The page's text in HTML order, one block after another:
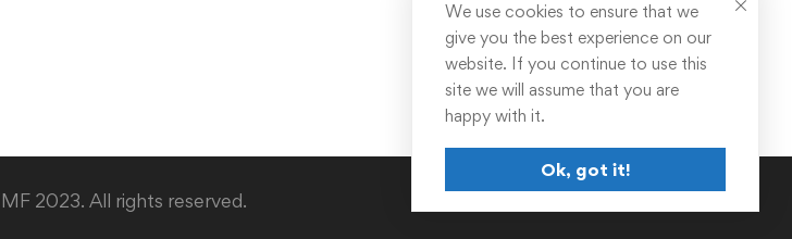
2023. All rights reserved.
We use cookies to ensure that we
give you the best experience on our
website. If you continue to use this
site we will assume that you are
happy with it.
Ok, got it!